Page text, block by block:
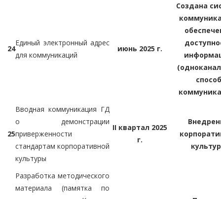
24
Единый электронный адрес
для коммуникаций
июнь 2025 г.
Создана
способ
25
Вводная коммуникация ГД
о демонстрации
приверженности
стандартам корпоративной
культуры
II квартал 2025
г.
Разработка методического
материала (памятка по